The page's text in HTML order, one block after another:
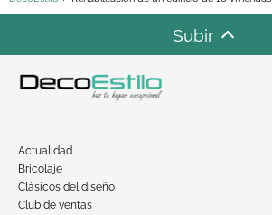
Subir
Actualidad
Bricolaje
Clásicos del diseño
Club de ventas